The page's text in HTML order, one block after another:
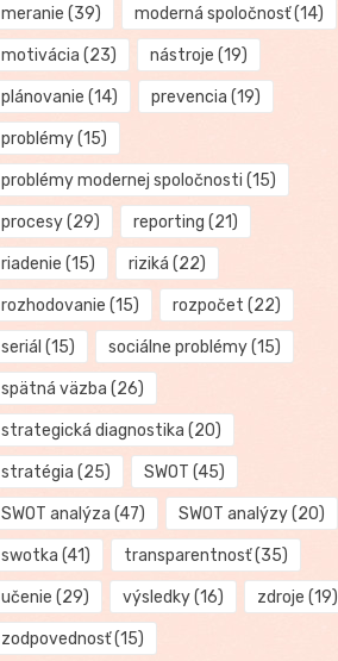
meranie (39) moderná spoločnosť(14)
motivácia (23) nástroje (19)
plánovanie (14) prevencia (19)
problémy(15)
problémy modernej spoločnosti (15)
procesy(29) reporting (21)
riadenie (15) riziká (22)
rozhodovanie (15) rozpočet (22)
seriál (15) sociálne problémy(15)
spätná väzba (26)
strategická diagnostika (20)
stratégia (25) SWOT (45)
SWOT analýza (47) SWOT analýzy(20)
swotka (41) transparentnosť(35)
učenie (29) výsledky(16) zdroje (19)
zodpovednosť(15)